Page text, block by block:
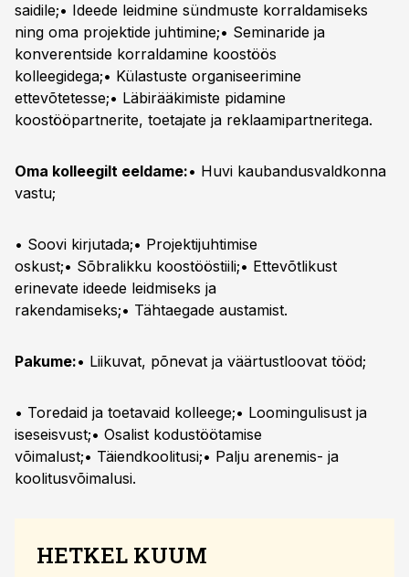
saidile;• Ideede leidmine sündmuste korraldamiseks
ning oma projektide juhtimine;• Seminaride ja
konverentside korraldamine koostöös
kolleegidega;• Külastuste organiseerimine
ettevõtetesse;• Läbirääkimiste pidamine
koostööpartnerite, toetajate ja reklaamipartneritega.
Oma kolleegilt eeldame:• Huvi kaubandusvaldkonna
vastu;
• Soovi kirjutada;• Projektijuhtimise
oskust;• Sõbralikku koostööstiili;• Ettevõtlikust
erinevate ideede leidmiseks ja
rakendamiseks;• Tähtaegade austamist.
Pakume:• Liikuvat, põnevat ja väärtustloovat tööd;
• Toredaid ja toetavaid kolleege;• Loomingulisust ja
iseseisvust;• Osalist kodustöötamise
võimalust;• Täiendkoolitusi;• Palju arenemis- ja
koolitusvõimalusi.
HETKEL KUUM